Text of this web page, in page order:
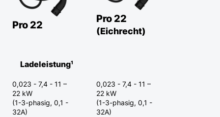
Pro 22
Pro 22
(Eichrecht)
Ladeleistung¹
0,023 - 7,4 - 11 –
22 kW
(1-3-phasig, 0,1 -
32A)
0,023 - 7,4 - 11 –
22 kW
(1-3-phasig, 0,1 -
32A)